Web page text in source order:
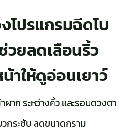
ปรแกรมฉีดโบ
วยลดเลือนริ้ว
าให้ดูอ่อนเยาว์
าก ระหว่างคิ้ว และรอบดวงตา
กระชับ ลดขนาดกราม